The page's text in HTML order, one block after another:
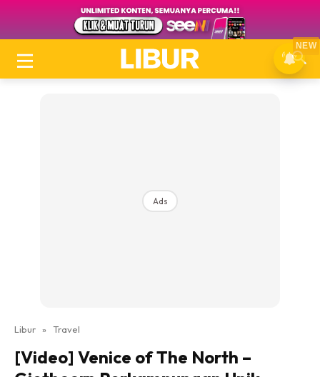
Ads
Libur » Travel
[Video] Venice of The North –
NEW